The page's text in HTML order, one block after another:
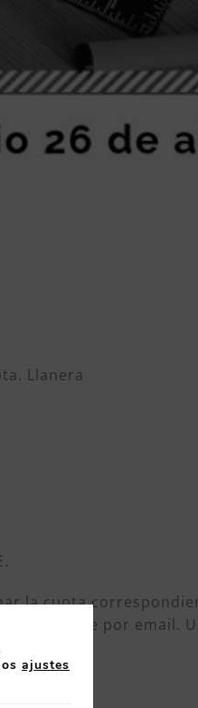
Llanera
la cuota
por email.
ajustes